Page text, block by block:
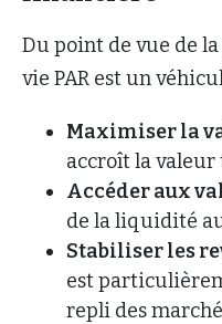
Du point de vue de
vie PAR est un
Maximiser la
accroît la valeur
Accéder aux
de la liquidité
Stabiliser les
est
repli des